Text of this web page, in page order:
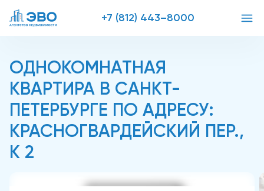
+7 (812) 443–8000
ОДНОКОМНАТНАЯ
КВАРТИРА В САНКТ-
ПЕТЕРБУРГЕ ПО АДРЕСУ:
КРАСНОГВАРДЕЙСКИЙ ПЕР.,
К 2